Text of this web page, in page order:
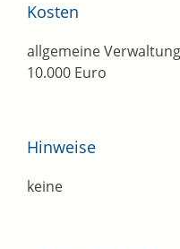
Kosten
allgemeine
10.000 Euro
Hinweise
keine